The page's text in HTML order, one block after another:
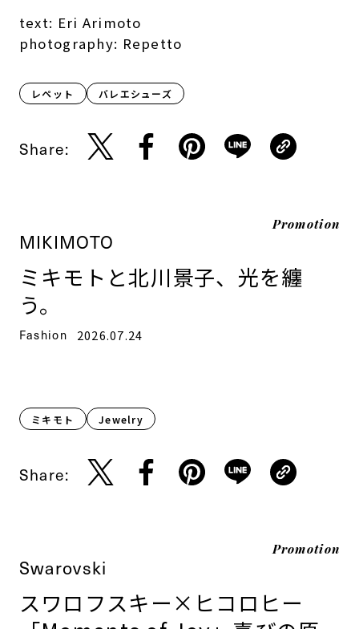
text: Eri Arimoto
photography: Repetto
レペット バレエシューズ
Share:
Promotion
MIKIMOTO
ミキモトと北川景子、光を纏
う。
Fashion 2026.07.24
ミキモト Jewelry
Share:
Promotion
Swarovski
スワロフスキー×ヒコロヒー